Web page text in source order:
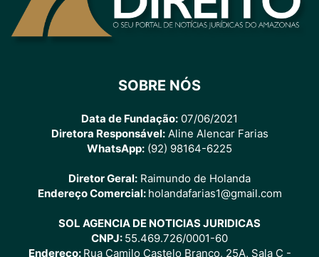
SOBRE NÓS
Data de Fundação: 07/06/2021
Diretora Responsável:Aline Alencar Farias
WhatsApp: (92) 98164-6225
Diretor Geral: Raimundo de Holanda
Endereço Comercial: holandafarias1@gmail.com
SOL AGENCIA DE NOTICIAS JURIDICAS
CNPJ: 55.469.726/0001-60
Endereço: Rua Camilo Castelo Branco, 25A, Sala C -